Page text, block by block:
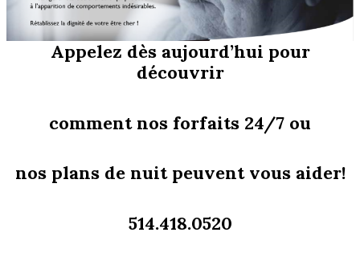
Appelez dès aujourd’hui pour
découvrir
comment nos forfaits 24/7 ou
nos plans de nuit peuvent vous aider!
514.418.0520